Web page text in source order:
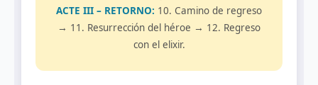
ACTE III – RETORNO: 10. Camino de regreso
→ 11. Resurrección del héroe → 12. Regreso
con el elixir.